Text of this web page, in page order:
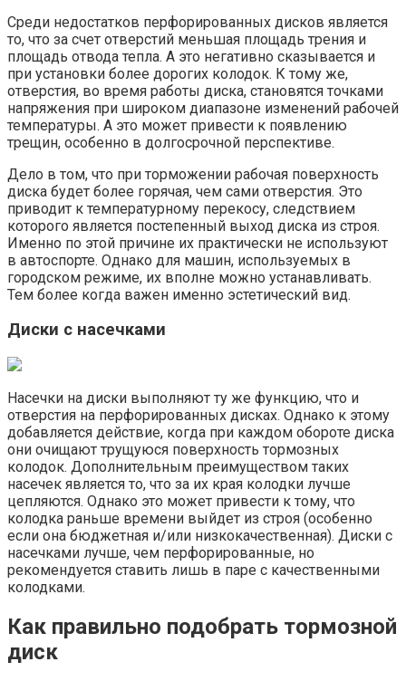
Среди недостатков перфорированных дисков является
то, что за счет отверстий меньшая площадь трения и
площадь отвода тепла. А это негативно сказывается и
при установки более дорогих колодок. К тому же,
отверстия, во время работы диска, становятся точками
напряжения при широком диапазоне изменений рабочей
температуры. А это может привести к появлению
трещин, особенно в долгосрочной перспективе.
Дело в том, что при торможении рабочая поверхность
диска будет более горячая, чем сами отверстия. Это
приводит к температурному перекосу, следствием
которого является постепенный выход диска из строя.
Именно по этой причине их практически не используют
в автоспорте. Однако для машин, используемых в
городском режиме, их вполне можно устанавливать.
Тем более когда важен именно эстетический вид.
Диски с насечками
Насечки на диски выполняют ту же функцию, что и
отверстия на перфорированных дисках. Однако к этому
добавляется действие, когда при каждом обороте диска
они очищают трущуюся поверхность тормозных
колодок. Дополнительным преимуществом таких
насечек является то, что за их края колодки лучше
цепляются. Однако это может привести к тому, что
колодка раньше времени выйдет из строя (особенно
если она бюджетная и/или низкокачественная). Диски с
насечками лучше, чем перфорированные, но
рекомендуется ставить лишь в паре с качественными
колодками.
Как правильно подобрать тормозной
диск